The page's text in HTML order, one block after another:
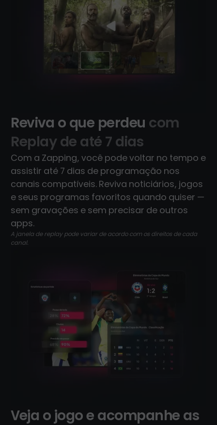
Reviva o que perdeu com
Replay de até 7 dias
Com a Zapping, você pode voltar no tempo e
assistir até 7 dias de programação nos
canais compatíveis. Reviva noticiários, jogos
e seus programas favoritos quando quiser —
sem gravações e sem precisar de outros
apps.
A janela de replay pode variar de acordo com os direitos de cada
canal.
Veja o jogo e acompanhe as